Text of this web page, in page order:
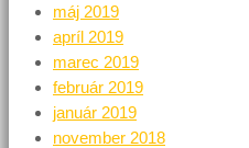
máj 2019
apríl 2019
marec 2019
február 2019
január 2019
november 2018